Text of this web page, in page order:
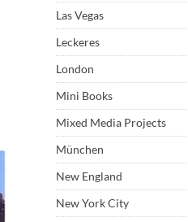
Las Vegas
Leckeres
London
Mini Books
Mixed Media Projects
München
New England
New York City